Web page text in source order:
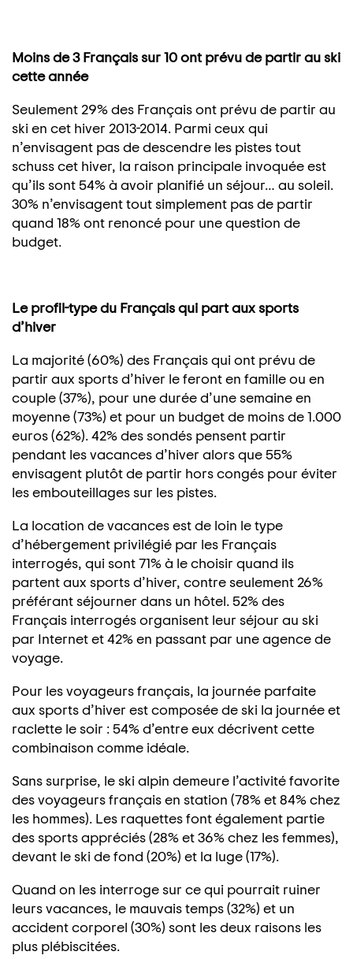
Moins de 3 Français sur 10 ont prévu de partir au ski
cette année
Seulement 29% des Français ont prévu de partir au
ski en cet hiver 2013-2014. Parmi ceux qui
n’envisagent pas de descendre les pistes tout
schuss cet hiver, la raison principale invoquée est
qu’ils sont 54% à avoir planifié un séjour… au soleil.
30% n’envisagent tout simplement pas de partir
quand 18% ont renoncé pour une question de
budget.
Le profil-type du Français qui part aux sports
d’hiver
La majorité (60%) des Français qui ont prévu de
partir aux sports d’hiver le feront en famille ou en
couple (37%), pour une durée d’une semaine en
moyenne (73%) et pour un budget de moins de 1.000
euros (62%). 42% des sondés pensent partir
pendant les vacances d’hiver alors que 55%
envisagent plutôt de partir hors congés pour éviter
les embouteillages sur les pistes.
La location de vacances est de loin le type
d’hébergement privilégié par les Français
interrogés, qui sont 71% à le choisir quand ils
partent aux sports d’hiver, contre seulement 26%
préférant séjourner dans un hôtel. 52% des
Français interrogés organisent leur séjour au ski
par Internet et 42% en passant par une agence de
voyage.
Pour les voyageurs français, la journée parfaite
aux sports d’hiver est composée de ski la journée et
raclette le soir : 54% d’entre eux décrivent cette
combinaison comme idéale.
Sans surprise, le ski alpin demeure l’activité favorite
des voyageurs français en station (78% et 84% chez
les hommes). Les raquettes font également partie
des sports appréciés (28% et 36% chez les femmes),
devant le ski de fond (20%) et la luge (17%).
Quand on les interroge sur ce qui pourrait ruiner
leurs vacances, le mauvais temps (32%) et un
accident corporel (30%) sont les deux raisons les
plus plébiscitées.